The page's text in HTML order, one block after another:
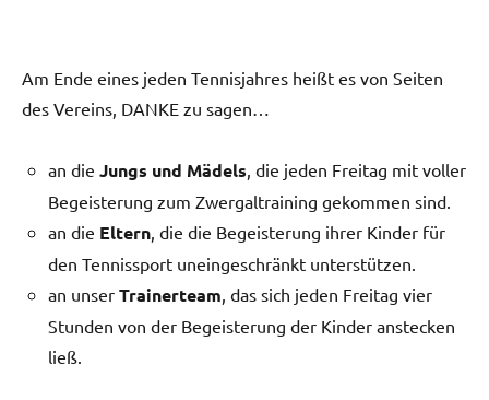
Am Ende eines jeden Tennisjahres heißt es von Seiten
des Vereins, DANKE zu sagen…
an die Jungs und Mädels, die jeden Freitag mit voller
Begeisterung zum Zwergaltraining gekommen sind.
an die Eltern, die die Begeisterung ihrer Kinder für
den Tennissport uneingeschränkt unterstützen.
an unser Trainerteam, das sich jeden Freitag vier
Stunden von der Begeisterung der Kinder anstecken
ließ.